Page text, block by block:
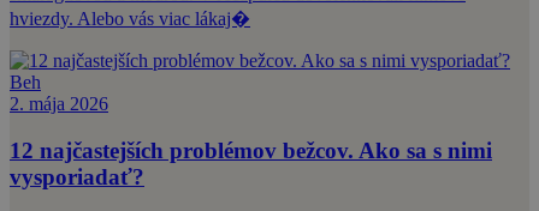
hviezdy. Alebo vás viac lákaj�
Beh
2. mája 2026
12 najčastejších problémov bežcov. Ako sa s nimi
vysporiadať?